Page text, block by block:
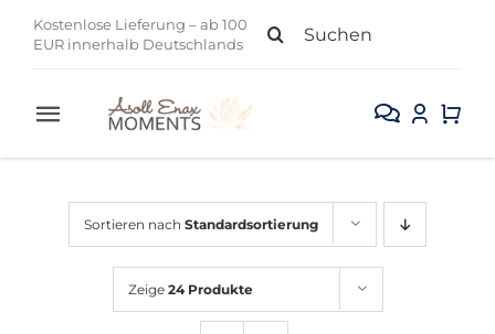
Inhalt
Kostenlose Lieferung – ab 100
EUR innerhalb Deutschlands
nach:
Toggle
Navigation
Gesicht
Sortieren nach Standardsortierung
Zeige 24 Produkte